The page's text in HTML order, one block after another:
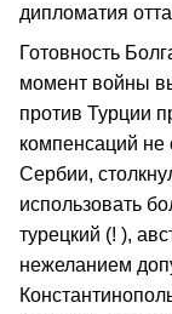
дипломатия
Готовность
момент войны
против Турции
компенсаций не
Сербии,
использовать
турецкий (! ),
нежеланием